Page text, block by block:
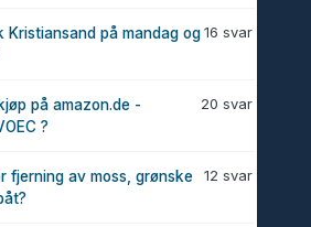
16 svar
Kristiansand på mandag og
20 svar
på amazon.de -
?
12 svar
fjerning av moss, grønske